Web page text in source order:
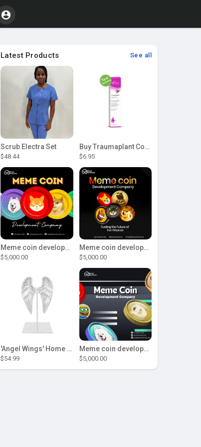
Latest Products See all
Scrub Electra Set
$48.44
Buy Traumaplant Comfrey Cream | Pascoe Canada
$6.95
Meme coin development company
$5,000.00
Meme coin development company
$5,000.00
'Angel Wings' Home Decor
$54.99
Meme coin development company
$5,000.00